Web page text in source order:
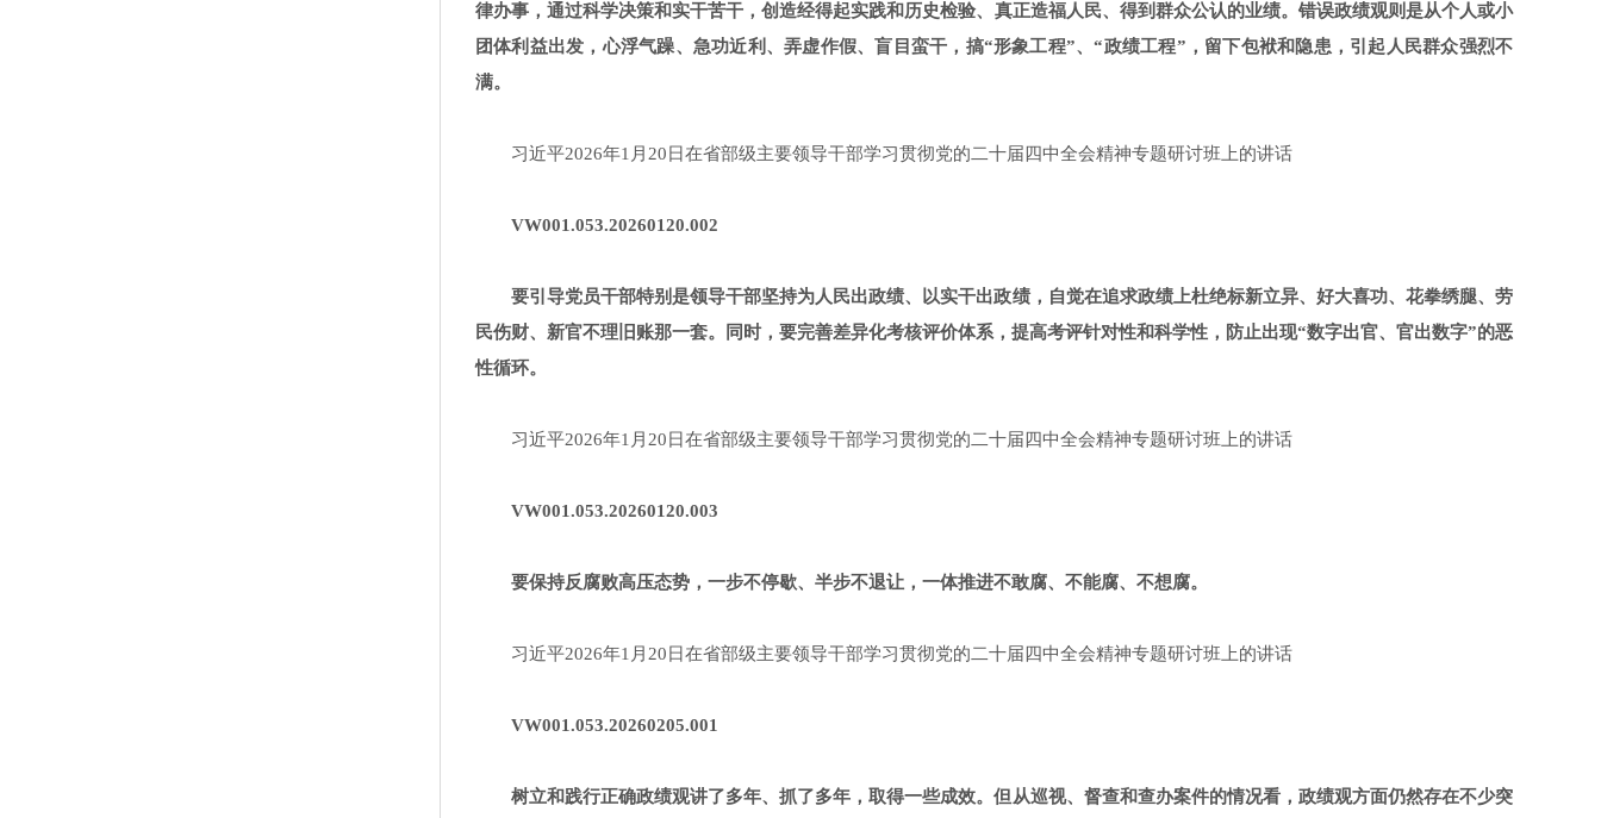
律办事，通过科学决策和实干苦干，创造经得起实践和历史检验、真正造福人民、得到群众公认的业绩。错误政绩观则是从个人或小
团体利益出发，心浮气躁、急功近利、弄虚作假、盲目蛮干，搞“形象工程”、“政绩工程”，留下包袱和隐患，引起人民群众强烈不
满。
习近平2026年1月20日在省部级主要领导干部学习贯彻党的二十届四中全会精神专题研讨班上的讲话
VW001.053.20260120.002
要引导党员干部特别是领导干部坚持为人民出政绩、以实干出政绩，自觉在追求政绩上杜绝标新立异、好大喜功、花拳绣腿、劳
民伤财、新官不理旧账那一套。同时，要完善差异化考核评价体系，提高考评针对性和科学性，防止出现“数字出官、官出数字”的恶
性循环。
习近平2026年1月20日在省部级主要领导干部学习贯彻党的二十届四中全会精神专题研讨班上的讲话
VW001.053.20260120.003
要保持反腐败高压态势，一步不停歇、半步不退让，一体推进不敢腐、不能腐、不想腐。
习近平2026年1月20日在省部级主要领导干部学习贯彻党的二十届四中全会精神专题研讨班上的讲话
VW001.053.20260205.001
树立和践行正确政绩观讲了多年、抓了多年，取得一些成效。但从巡视、督查和查办案件的情况看，政绩观方面仍然存在不少突